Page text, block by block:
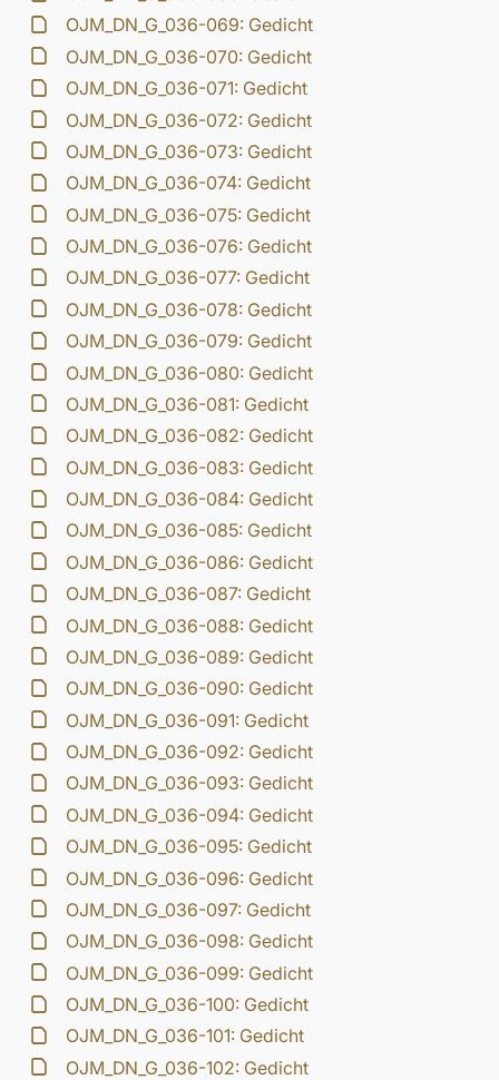
OJM_DN_G_036-069: Gedicht
OJM_DN_G_036-070: Gedicht
OJM_DN_G_036-071: Gedicht
OJM_DN_G_036-072: Gedicht
OJM_DN_G_036-073: Gedicht
OJM_DN_G_036-074: Gedicht
OJM_DN_G_036-075: Gedicht
OJM_DN_G_036-076: Gedicht
OJM_DN_G_036-077: Gedicht
OJM_DN_G_036-078: Gedicht
OJM_DN_G_036-079: Gedicht
OJM_DN_G_036-080: Gedicht
OJM_DN_G_036-081: Gedicht
OJM_DN_G_036-082: Gedicht
OJM_DN_G_036-083: Gedicht
OJM_DN_G_036-084: Gedicht
OJM_DN_G_036-085: Gedicht
OJM_DN_G_036-086: Gedicht
OJM_DN_G_036-087: Gedicht
OJM_DN_G_036-088: Gedicht
OJM_DN_G_036-089: Gedicht
OJM_DN_G_036-090: Gedicht
OJM_DN_G_036-091: Gedicht
OJM_DN_G_036-092: Gedicht
OJM_DN_G_036-093: Gedicht
OJM_DN_G_036-094: Gedicht
OJM_DN_G_036-095: Gedicht
OJM_DN_G_036-096: Gedicht
OJM_DN_G_036-097: Gedicht
OJM_DN_G_036-098: Gedicht
OJM_DN_G_036-099: Gedicht
OJM_DN_G_036-100: Gedicht
OJM_DN_G_036-101: Gedicht
OJM_DN_G_036-102: Gedicht